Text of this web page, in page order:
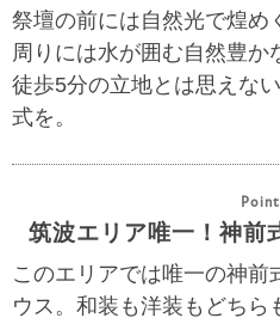
祭壇の前には自然光で煌め
周りには水が囲む自然豊か
徒歩5分の立地とは思えな
式を。
筑波エリア唯一！神前
このエリアでは唯一の神前
ウス。和装も洋装もどちら